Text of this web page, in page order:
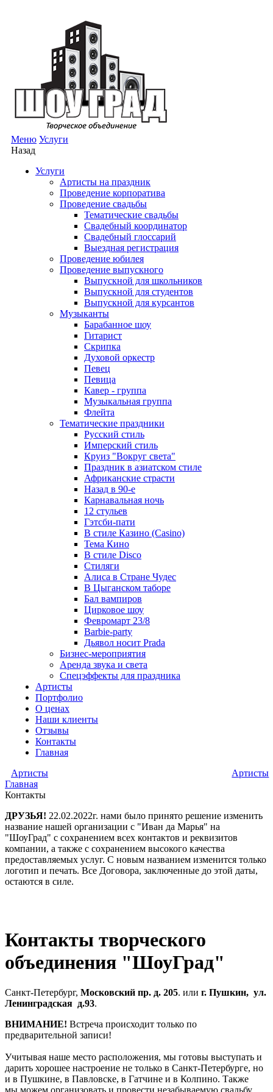
Меню Услуги
Назад
Услуги
Артисты на праздник
Проведение корпоратива
Проведение свадьбы
Тематические свадьбы
Свадебный координатор
Свадебный глоссарий
Выездная регистрация
Проведение юбилея
Проведение выпускного
Выпускной для школьников
Выпускной для студентов
Выпускной для курсантов
Музыканты
Барабанное шоу
Гитарист
Скрипка
Духовой оркестр
Певец
Певица
Кавер - группа
Музыкальная группа
Флейта
Тематические праздники
Русский стиль
Имперский стиль
Круиз "Вокруг света"
Праздник в азиатском стиле
Африканские страсти
Назад в 90-е
Карнавальная ночь
12 стульев
Гэтсби-пати
В стиле Казино (Casino)
Тема Кино
В стиле Disco
Стиляги
Алиса в Стране Чудес
В Цыганском таборе
Бал вампиров
Цирковое шоу
Февромарт 23/8
Barbie-party
Дьявол носит Prada
Бизнес-мероприятия
Аренда звука и света
Спецэффекты для праздника
Артисты
Портфолио
О ценах
Наши клиенты
Отзывы
Контакты
Главная
Артисты
Артисты
Главная
Контакты
ДРУЗЬЯ! 22.02.2022г. нами было принято решение изменить
название нашей организации с "Иван да Марья" на
"ШоуГрад" с сохранением всех контактов и реквизитов
компании, а также с сохранением высокого качества
предоставляемых услуг. С новым названием изменится только
логотип и печать. Все Договора, заключенные до этой даты,
остаются в силе.
Контакты творческого
объединения "ШоуГрад"
Санкт-Петербург, Московский пр. д. 205. или г. Пушкин, ул.
Ленинградская д.93.
ВНИМАНИЕ! Встреча происходит только по
предварительной записи!
Учитывая наше место расположения, мы готовы выступать и
дарить хорошее настроение не только в Санкт-Петербурге, но
и в Пушкине, в Павловске, в Гатчине и в Колпино. Также
мы можем организовать и провести незабываемую свадьбу,